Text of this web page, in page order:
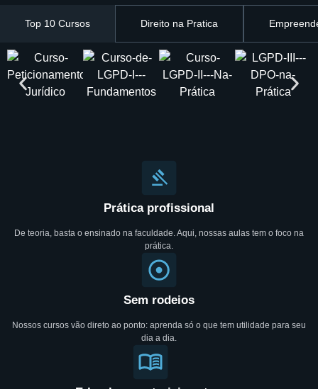
Top 10 Cursos Direito na Pratica
Prática profissional
De teoria, basta o ensinado na faculdade. Aqui, nossas aulas tem o foco na
prática.
Sem rodeios
Nossos cursos vão direto ao ponto: aprenda só o que tem utilidade para seu
dia a dia.